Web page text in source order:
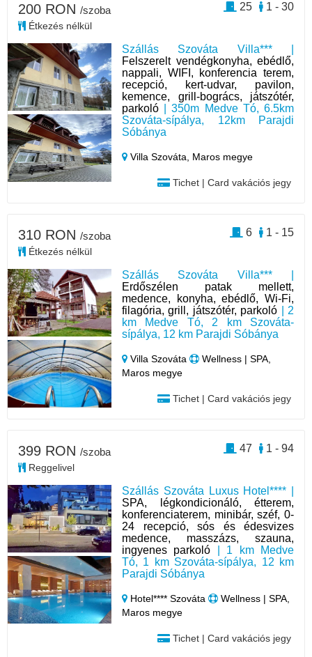
Szállás Szováta Villa*** |
Felszerelt vendégkonyha, ebédlő,
nappali, WIFI, konferencia terem,
recepció, kert-udvar, pavilon,
kemence, grill-bogrács, játszótér,
parkoló | 350m Medve Tó, 6.5km
Szováta-sípálya, 12km Parajdi
Sóbánya
Villa Szováta, Maros megye
Tichet | Card vakációs jegy
200 RON /szoba
Étkezés nélkül
1 - 30
25
Szállás Szováta Villa*** |
Erdőszélen patak mellett,
medence, konyha, ebédlő, Wi-Fi,
filagória, grill, játszótér, parkoló | 2
km Medve Tó, 2 km Szováta-
sípálya, 12 km Parajdi Sóbánya
Villa Szováta
Wellness | SPA,
Maros megye
Tichet | Card vakációs jegy
310 RON /szoba
Étkezés nélkül
1 - 15
6
Szállás Szováta Luxus Hotel**** |
SPA, légkondicionáló, étterem,
konferenciaterem, minibár, széf, 0-
24 recepció, sós és édesvizes
medence, masszázs, szauna,
ingyenes parkoló | 1 km Medve
Tó, 1 km Szováta-sípálya, 12 km
Parajdi Sóbánya
Hotel**** Szováta
Wellness | SPA,
Maros megye
Tichet | Card vakációs jegy
399 RON /szoba
Reggelivel
1 - 94
47